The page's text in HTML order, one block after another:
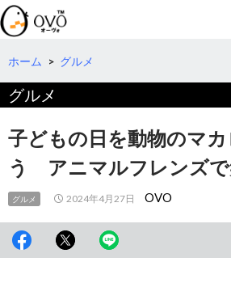
検
索
コ
テ
ツ
へ
ホーム > グルメ
グルメ
子どもの日を動物のマ
う アニマルフレンズで
グルメ 2024年4月27日 OVO